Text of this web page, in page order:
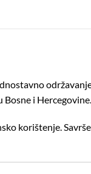
i Hercegovine.
korištenje.